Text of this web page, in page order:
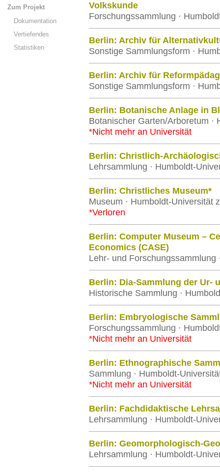
Zum Projekt
Dokumentation
Vertiefendes
Statistiken
Volkskunde
Forschungssammlung ·
Berlin: Archiv für
Sonstige Sammlungsform ·
Berlin: Archiv für
Sonstige Sammlungsform ·
Berlin: Botanische Anlage in
Botanischer Garten/Arboretum ·
*Nicht mehr an Universität
Berlin: Christlich-
Lehrsammlung · Humboldt-
Berlin: Christliches Museum*
Museum · Humboldt-Universität
*Verloren
Berlin: Computer Museum –
Economics (CASE)
Lehr- und Forschungssammlung
Berlin: Dia-Sammlung der Ur-
Historische Sammlung ·
Berlin: Embryologische
Forschungssammlung ·
*Nicht mehr an Universität
Berlin: Ethnographische
Sammlung · Humboldt-
*Nicht mehr an Universität
Berlin: Fachdidaktische
Lehrsammlung · Humboldt-
Berlin: Geomorphologisch-
Lehrsammlung · Humboldt-